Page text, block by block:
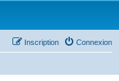
Connexion
Inscription